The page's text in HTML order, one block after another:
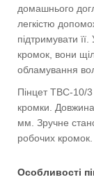
домашнього
легкістю
підтримувати її.
кромок, вони
обламування
Пінцет TBC-10/
кромки.
мм. Зручне
робочих кромок.
Особливості